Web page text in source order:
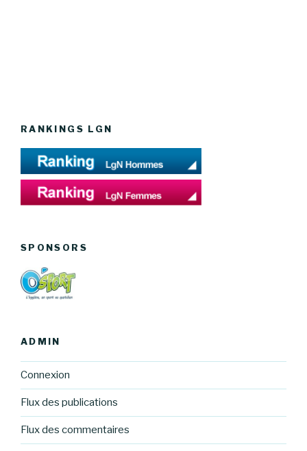
RANKINGS LGN
SPONSORS
ADMIN
Connexion
Flux des publications
Flux des commentaires